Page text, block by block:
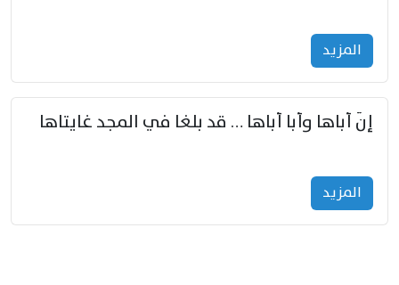
المزید
إنّ أباها وأبا أباها … قد بلغا في المجد غايتاها
المزید